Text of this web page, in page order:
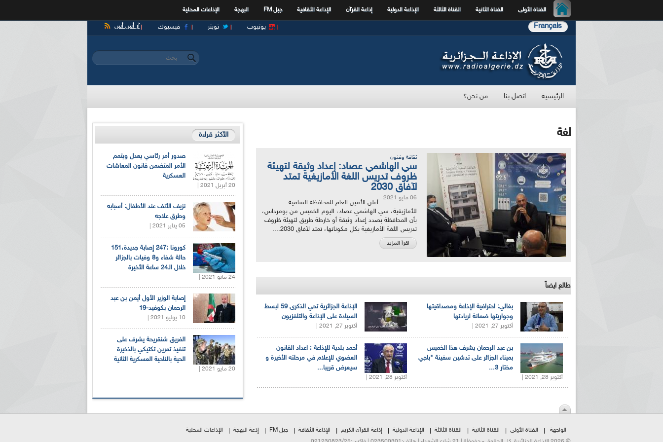
القناة الأولى القناة الثانية القناة الثالثة الإذاعة الدولية إذاعة القرآن الإذاعة الثقافية جيل FM البهجة الإذاعات المحلية
Français آر أس أس فيسبوك تويتر يوتيوب
استمارة البحث
‏بحث ‏
الرئيسية اتصل بنا من نحن؟
لغة
ثقافة وفنون
سي الهاشمي عصاد: إعداد وثيقة لتهيئة
ظروف تدريس اللغة الأمازيغية تمتد
لآفاق 2030
06 مايو 2021
أعلن الأمين العام للمحافظة السامية
للأمازيغية، سي الهاشمي عصاد، اليوم الخميس من بومرداس،
بأن المحافظة بصدد إعداد وثيقة أو خارطة طريق لتهيئة ظروف
تدريس اللغة الأمازيغية بكل مكوناتها، تمتد لآفاق 2030....
اقرأ المزيد
طالع ايضاً
الإذاعة الجزائرية تحي الذكرى 59 لبسط
السيادة على الإذاعة والتلفزيون
أكتوبر 27, 2021 |
بغالي: احترافية الإذاعة ومصداقيتها
وجواريتها ضمانة لريادتها
أكتوبر 27, 2021 |
أحمد بلدية للإذاعة : اعداد القانون
العضوي للإعلام في مرحلته الأخيرة و
سيعرض قريبا...
أكتوبر 28, 2021 |
بن عبد الرحمان يشرف هذا الخميس
بميناء الجزائر على تدشين سفينة "باجي
مختار 3...
أكتوبر 28, 2021 |
الأكثر قراءة
صدور أمر رئاسي يعدل ويتمم
الأمر المتضمن قانون المعاشات
العسكرية
20 أبريل 2021 |
نزيف الأنف عند الأطفال: أسبابه
وطرق علاجه
05 يناير 2021 |
كورونا :247 إصابة جديدة،151
حالة شفاء و8 وفيات بالجزائر
خلال الـ24 ساعة الأخيرة
24 مايو 2021 |
إصابة الوزير الأول أيمن بن عبد
الرحمان بكوفيد-19
10 يوليو 2021 |
الفريق شنقريحة يشرف على
تنفيذ تمرين تكتيكي بالذخيرة
الحية بالناحية العسكرية الثانية
20 مايو 2021 |
الواجهة القناة الأولى القناة الثانية القناة الثالثة الإذاعة الدولية إذاعة القرآن الكريم الإذاعة الثقافة جيل FM إذعة البهجة
الإذاعات المحلية